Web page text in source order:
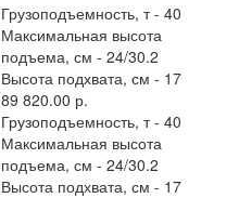
Грузоподъемность, т - 40
Максимальная высота
подъема, см - 24/30.2
Высота подхвата, см - 17
89 820.00 р.
Грузоподъемность, т - 40
Максимальная высота
подъема, см - 24/30.2
Высота подхвата, см - 17